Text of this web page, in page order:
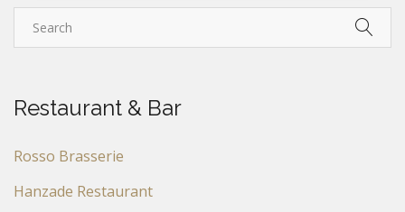
Restaurant & Bar
Rosso Brasserie
Hanzade Restaurant